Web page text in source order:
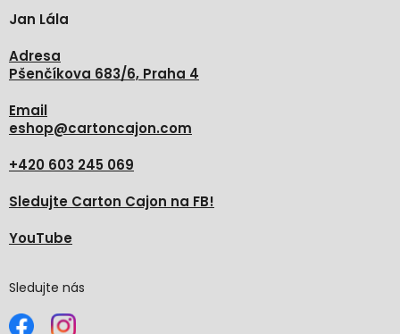
Jan Lála
Adresa
Pšenčíkova 683/6, Praha 4
Email
eshop@cartoncajon.com
+420 603 245 069
Sledujte Carton Cajon na FB!
YouTube
Sledujte nás